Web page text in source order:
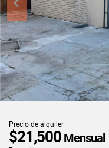
Precio de alquiler
$21,500 Mensual